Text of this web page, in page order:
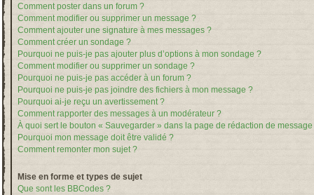
Comment poster dans un forum ?
Comment modifier ou supprimer un message ?
Comment ajouter une signature à mes messages ?
Comment créer un sondage ?
Pourquoi ne puis-je pas ajouter plus d’options à mon sondage ?
Comment modifier ou supprimer un sondage ?
Pourquoi ne puis-je pas accéder à un forum ?
Pourquoi ne puis-je pas joindre des fichiers à mon message ?
Pourquoi ai-je reçu un avertissement ?
Comment rapporter des messages à un modérateur ?
À quoi sert le bouton « Sauvegarder » dans la page de rédaction de message
Pourquoi mon message doit être validé ?
Comment remonter mon sujet ?
Mise en forme et types de sujet
Que sont les BBCodes ?